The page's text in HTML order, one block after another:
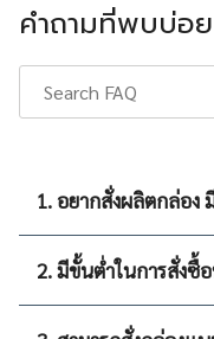
คำถามที่พบบ่อ
1. อยากสั่งผลิตกล่อง
2. มีขั้นต่ำในการสั่งซื้